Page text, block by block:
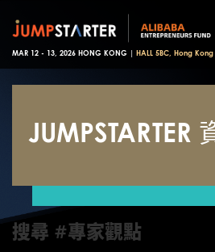
MAR 12 - 13, 2026 HONG KONG | HALL 5BC, Hong
JUMPSTARTER
搜尋 #專家觀點